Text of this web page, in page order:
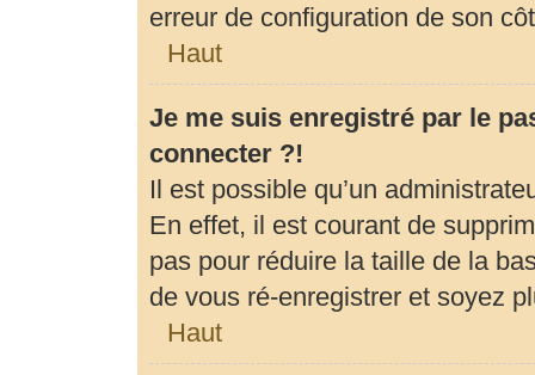
erreur de configuration de son
Haut
Je me suis enregistré par le
connecter ?!
Il est possible qu’un
En effet, il est courant de
pas pour réduire la taille de la
de vous ré-enregistrer et soyez
Haut